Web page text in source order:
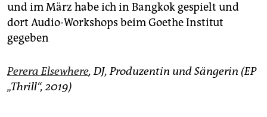
und im März habe ich in Bangkok gespielt und
dort Audio-Workshops beim Goethe Institut
gegeben
Perera Elsewhere, DJ, Produzentin und Sängerin (EP
„Thrill“, 2019)